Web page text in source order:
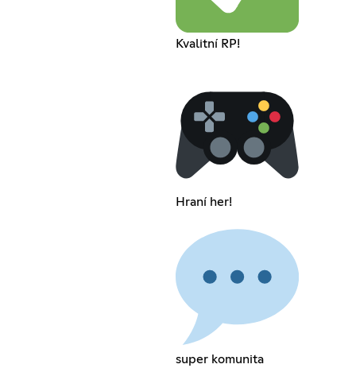
Kvalitní RP!
Hraní her!
super komunita